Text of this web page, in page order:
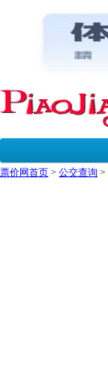
票价网首页 > 公交查询 >